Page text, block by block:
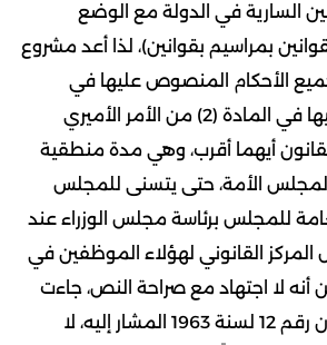
السارية في الدولة مع الوضع
أن (تصدر القوانين بمراسيم بقوانين)، لذا أعد مشروع
الأحكام المنصوص عليها في
القانون رقم 12 لسنة 1963 المشار إليه لحين انتهاء مدة الأربع سنوات المنصوص عليها في المادة (2) من الأمر الأميري
بقانون أيهما أقرب، وهي مدة منطقية
المجلس الأمة، حتى يتسنى للمجلس
للمجلس برئاسة مجلس الوزراء عند
القانوني لهؤلاء الموظفين في
لما هو مقرر من أنه لا اجتهاد مع صراحة النص، جاءت
المادة الأولى من المشروع الماثل صريحة بالنص على أن وقف العمل بأحكام القانون رقم 12 لسنة 1963 المشار إليه، لا